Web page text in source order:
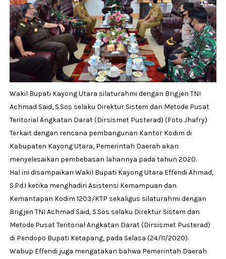
Wakil Bupati Kayong Utara silaturahmi dengan Brigjen TNI
Achmad Said, S.Sos selaku Direktur Sistem dan Metode Pusat
Teritorial Angkatan Darat (Dirsismet Pusterad) (Foto Jhafry)
Terkait dengan rencana pembangunan Kantor Kodim di
Kabupaten Kayong Utara, Pemerintah Daerah akan
menyelesaikan pembebasan lahannya pada tahun 2020.
Hal ini disampaikan Wakil Bupati Kayong Utara Effendi Ahmad,
S.Pd.I ketika menghadiri Asistensi Kemampuan dan
Kemantapan Kodim 1203/KTP sekaligus silaturahmi dengan
Brigjen TNI Achmad Said, S.Sos selaku Direktur Sistem dan
Metode Pusat Teritorial Angkatan Darat (Dirsismet Pusterad)
di Pendopo Bupati Ketapang, pada Selasa (24/11/2020).
Wabup Effendi juga mengatakan bahwa Pemerintah Daerah